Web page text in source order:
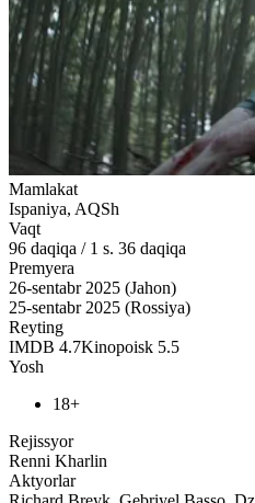
Mamlakat
Ispaniya, AQSh
Vaqt
96 daqiqa / 1 s. 36 daqiqa
Premyera
26-sentabr 2025 (Jahon)
25-sentabr 2025 (Rossiya)
Reyting
IMDB 4.7Kinopoisk 5.5
Yosh
18+
Rejissyor
Renni Kharlin
Aktyorlar